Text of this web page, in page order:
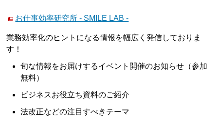
お仕事効率研究所 - SMILE LAB -
業務効率化のヒントになる情報を幅広く発信しておりま
す！
旬な情報をお届けするイベント開催のお知らせ（参加
無料）
ビジネスお役立ち資料のご紹介
法改正などの注目すべきテーマ